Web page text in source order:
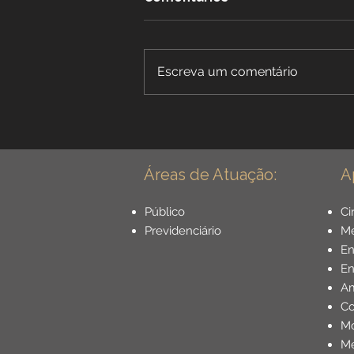
Especial para Cirurgião
Dentista - Guia Completo
Escreva um comentário
Áreas de Atuação:
Público
Previdenciário